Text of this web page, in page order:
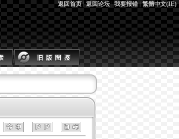
返回首页|返回论坛|我要报错|繁體中文(IE)